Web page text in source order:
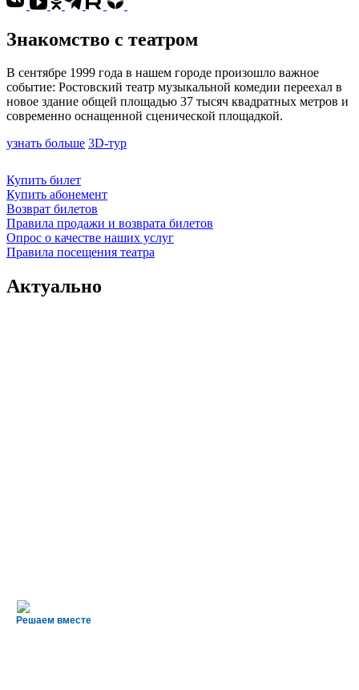
Знакомство с театром
В сентябре 1999 года в нашем городе произошло важное
событие: Ростовский театр музыкальной комедии переехал в
новое здание общей площадью 37 тысяч квадратных метров и
современно оснащенной сценической площадкой.
узнать больше 3D-тур
Купить билет
Купить абонемент
Возврат билетов
Правила продажи и возврата билетов
Опрос о качестве наших услуг
Правила посещения театра
Актуально
Решаем вместе